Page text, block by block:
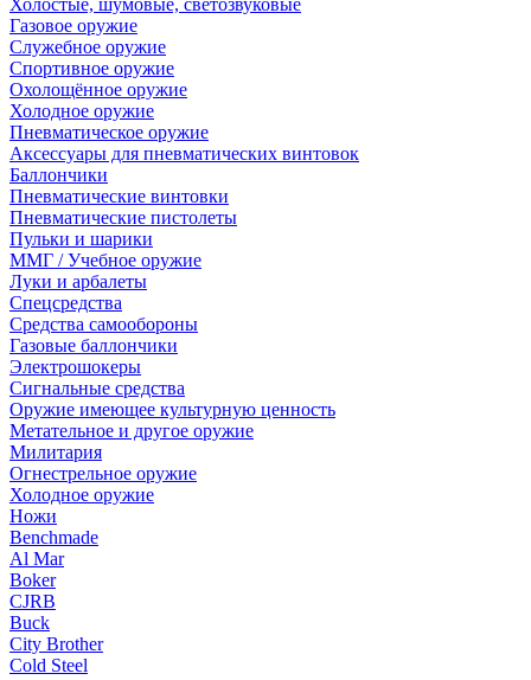
Холостые, шумовые, светозвуковые
Газовое оружие
Служебное оружие
Спортивное оружие
Охолощённое оружие
Холодное оружие
Пневматическое оружие
Аксессуары для пневматических винтовок
Баллончики
Пневматические винтовки
Пневматические пистолеты
Пульки и шарики
ММГ / Учебное оружие
Луки и арбалеты
Спецсредства
Средства самообороны
Газовые баллончики
Электрошокеры
Сигнальные средства
Оружие имеющее культурную ценность
Метательное и другое оружие
Милитария
Огнестрельное оружие
Холодное оружие
Ножи
Benchmade
Al Mar
Boker
CJRB
Buck
City Brother
Cold Steel